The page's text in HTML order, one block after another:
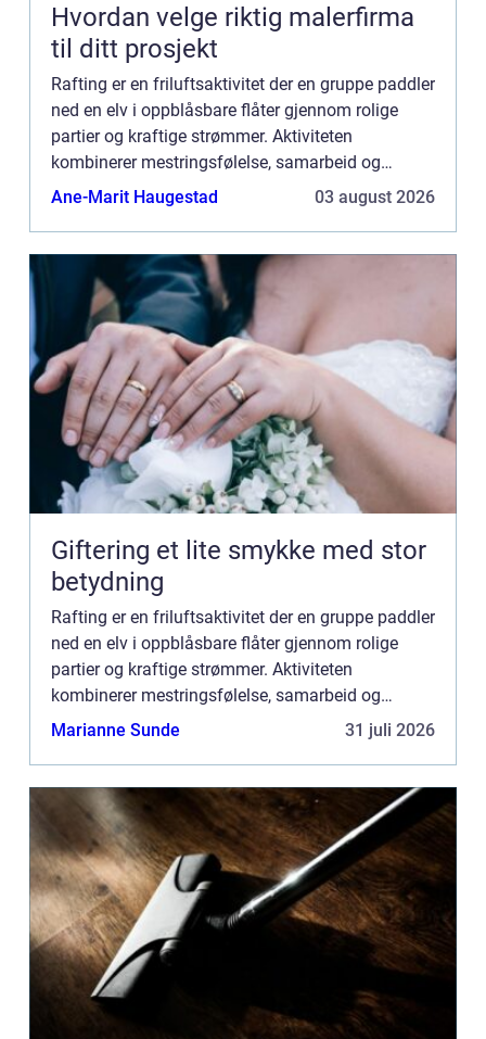
Hvordan velge riktig malerfirma
til ditt prosjekt
Rafting er en friluftsaktivitet der en gruppe paddler
ned en elv i oppblåsbare flåter gjennom rolige
partier og kraftige strømmer. Aktiviteten
kombinerer mestringsfølelse, samarbeid og
nærkontakt med fossende fjellvann, og har på få
Ane-Marit Haugestad 03 august 2026
Giftering et lite smykke med stor
betydning
Rafting er en friluftsaktivitet der en gruppe paddler
ned en elv i oppblåsbare flåter gjennom rolige
partier og kraftige strømmer. Aktiviteten
kombinerer mestringsfølelse, samarbeid og
nærkontakt med fossende fjellvann, og har på få
Marianne Sunde 31 juli 2026